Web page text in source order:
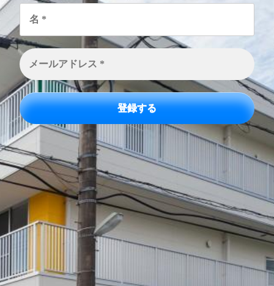
名
メ
ー
ル
ア
ド
レ
ス
*